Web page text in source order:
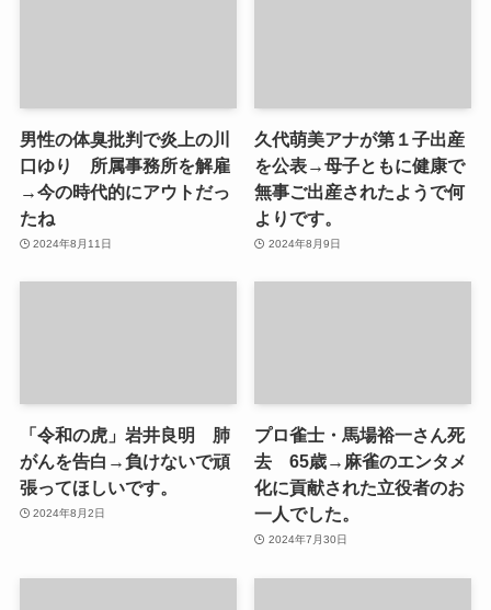
男性の体臭批判で炎上の川
口ゆり 所属事務所を解雇
→今の時代的にアウトだっ
たね
2024年8月11日
久代萌美アナが第１子出産
を公表→母子ともに健康で
無事ご出産されたようで何
よりです。
2024年8月9日
「令和の虎」岩井良明 肺
がんを告白→負けないで頑
張ってほしいです。
2024年8月2日
プロ雀士・馬場裕一さん死
去 65歳→麻雀のエンタメ
化に貢献された立役者のお
一人でした。
2024年7月30日